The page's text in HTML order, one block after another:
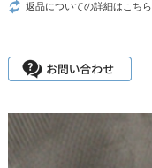
返品についての詳細はこちら